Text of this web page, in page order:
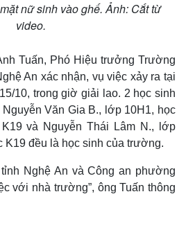
nữ sinh vào ghế. Ảnh: Cắt từ
video.
Tuấn, Phó Hiệu trưởng Trường
An xác nhận, vụ việc xảy ra tại
10, trong giờ giải lao. 2 học sinh
Văn Gia B., lớp 10H1, học
và Nguyễn Thái Lâm N., lớp
K19 đều là học sinh của trường.
Nghệ An và Công an phường
với nhà trường”, ông Tuấn thông